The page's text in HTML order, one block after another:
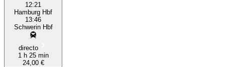
12:21
Hamburg Hbf
13:46
Schwerin Hbf
directo
1 h 25 min
24,00 €